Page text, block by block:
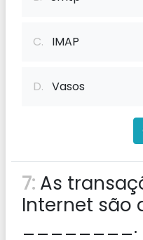
C. IMAP
D. Vasos
7: As
Internet são
________.